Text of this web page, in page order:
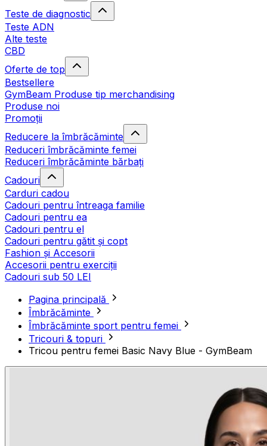
Teste de diagnostic
Teste ADN
Alte teste
CBD
Oferte de top
Bestsellere
GymBeam Produse tip merchandising
Produse noi
Promoții
Reducere la îmbrăcăminte
Reduceri îmbrăcăminte femei
Reduceri îmbrăcăminte bărbați
Cadouri
Carduri cadou
Cadouri pentru întreaga familie
Cadouri pentru ea
Cadouri pentru el
Cadouri pentru gătit și copt
Fashion și Accesorii
Accesorii pentru exerciții
Cadouri sub 50 LEI
Pagina principală
Îmbrăcăminte
Îmbrăcăminte sport pentru femei
Tricouri & topuri
Tricou pentru femei Basic Navy Blue - GymBeam